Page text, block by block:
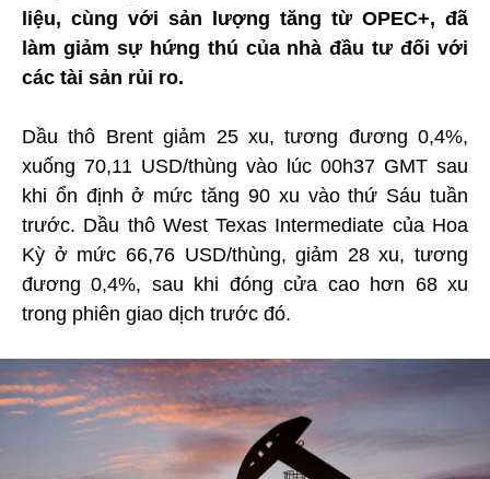
liệu, cùng với sản lượng tăng từ OPEC+, đã
làm giảm sự hứng thú của nhà đầu tư đối với
các tài sản rủi ro.
Dầu thô Brent giảm 25 xu, tương đương 0,4%,
xuống 70,11 USD/thùng vào lúc 00h37 GMT sau
khi ổn định ở mức tăng 90 xu vào thứ Sáu tuần
trước. Dầu thô West Texas Intermediate của Hoa
Kỳ ở mức 66,76 USD/thùng, giảm 28 xu, tương
đương 0,4%, sau khi đóng cửa cao hơn 68 xu
trong phiên giao dịch trước đó.